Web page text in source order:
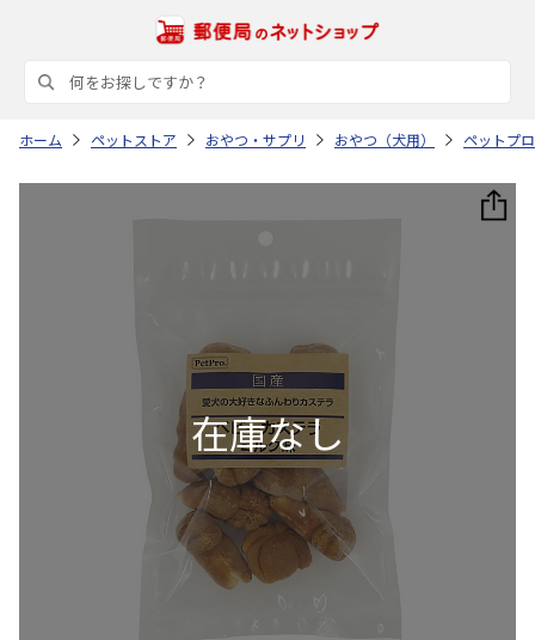
ホーム ペットストア おやつ・サプリ おやつ（犬用） ペットプ